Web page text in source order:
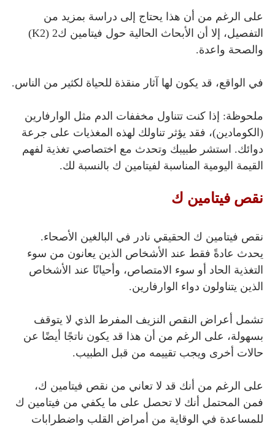
على الرغم من أن هذا يحتاج إلى دراسة بمزيد من
التفصيل، إلا أن الأبحاث الحالية حول فيتامين ك2 (K2)
والصحة واعدة.
في الواقع، قد يكون لها آثار منقذة للحياة لكثير من الناس.
ملحوظة: إذا كنت تتناول مخففات الدم مثل الوارفارين
(الكومادين)، فقد يؤثر تناولك لهذه المغذيات على جرعة
دوائك. استشر طبيبك وتحدث مع اختصاصي تغذية لفهم
القيمة اليومية المناسبة لفيتامين ك بالنسبة لك.
نقص فيتامين ك
نقص فيتامين ك الحقيقي نادر في البالغين الأصحاء.
يحدث عادةً فقط عند الأشخاص الذين يعانون من سوء
التغذية الحاد أو سوء الامتصاص، وأحيانًا عند الأشخاص
الذين يتناولون دواء الوارفارين.
تشمل أعراض النقص النزيف المفرط الذي لا يتوقف
بسهولة، على الرغم من أن هذا قد يكون ناتجًا أيضًا عن
حالات أخرى ويجب تقييمه من قبل الطبيب.
على الرغم من أنك قد لا تعاني من نقص فيتامين ك،
فمن المحتمل أنك لا تحصل على ما يكفي من فيتامين ك
للمساعدة في الوقاية من أمراض القلب واضطرابات